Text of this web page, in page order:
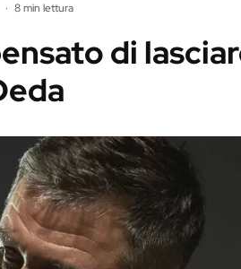
· 8 min lettura
di